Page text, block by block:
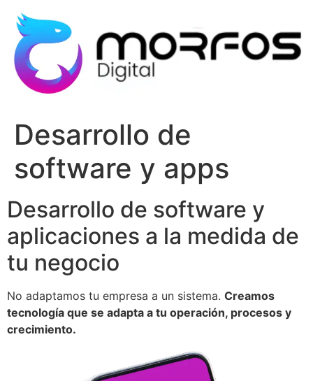
contenido
Desarrollo de
software y apps
Desarrollo de software y
aplicaciones a la medida de
tu negocio
No adaptamos tu empresa a un sistema. Creamos
tecnología que se adapta a tu operación, procesos y
crecimiento.